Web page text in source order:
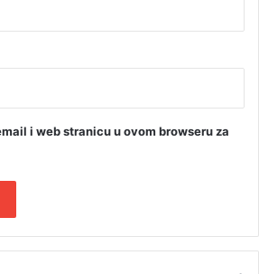
i web stranicu u ovom browseru za